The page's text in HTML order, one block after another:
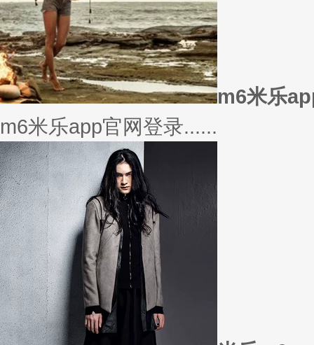
美丽的衣服对于穿衣打扮的重要
或......